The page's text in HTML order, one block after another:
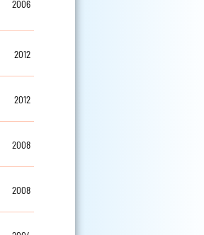
2006
2012
2012
2008
2008